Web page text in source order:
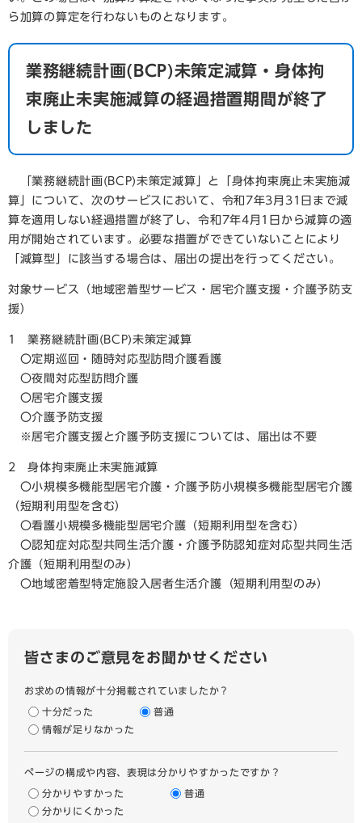
ら加算の算定を行わないものとなります。
業務継続計画(BCP)未策定減算・身体拘
束廃止未実施減算の経過措置期間が終了
しました
「業務継続計画(BCP)未策定減算」と「身体拘束廃止未実施減
算」について、次のサービスにおいて、令和7年3月31日まで減
算を適用しない経過措置が終了し、令和7年4月1日から減算の適
用が開始されています。必要な措置ができていないことにより
「減算型」に該当する場合は、届出の提出を行ってください。
対象サービス（地域密着型サービス・居宅介護支援・介護予防支
援）
1 業務継続計画(BCP)未策定減算
〇定期巡回・随時対応型訪問介護看護
〇夜間対応型訪問介護
〇居宅介護支援
〇介護予防支援
※居宅介護支援と介護予防支援については、届出は不要
2 身体拘束廃止未実施減算
〇小規模多機能型居宅介護・介護予防小規模多機能型居宅介護
（短期利用型を含む）
〇看護小規模多機能型居宅介護（短期利用型を含む）
〇認知症対応型共同生活介護・介護予防認知症対応型共同生活
介護（短期利用型のみ）
〇地域密着型特定施設入居者生活介護（短期利用型のみ）
皆さまのご意見をお聞かせください
お求めの情報が十分掲載されていましたか？
十分だった
普通
情報が足りなかった
ページの構成や内容、表現は分かりやすかったですか？
分かりやすかった
普通
分かりにくかった